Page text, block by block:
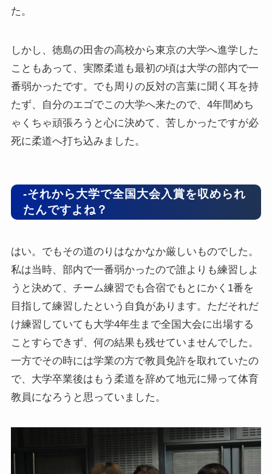
た。
しかし、徳島の田舎の高校から東京の大学へ進学した
こともあって、実際柔道も最初の頃は大学の部内で一
番弱かったです。でも周りの反対の言葉に聞く耳を持
たず、自分のエゴでこの大学へ来たので、4年間めち
ゃくちゃ頑張ろうと心に決めて、苦しかったですが必
死に柔道へ打ち込みました。
-それから大学で全国大会入賞を収められ
たんですよね？
はい。でもその道のりはなかなか厳しいものでした。
私は当時、部内で一番弱かったので誰よりも練習しよ
うと決めて、チーム練習でも合宿でもとにかく1番を
目指して練習したという自負があります。ただそれだ
け練習していても大学4年生まで全国大会に出場する
ことすらできず、何の結果も残せていませんでした。
一方でその時には学業の方で教員免許を取れていたの
で、大学卒業後はもう柔道を辞めて地元に帰って体育
教員になろうと思っていました。